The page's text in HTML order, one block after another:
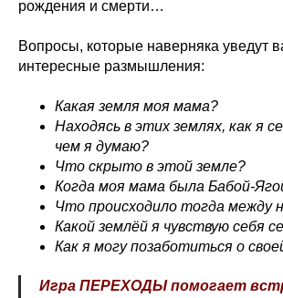
рождения и смерти…
Вопросы, которые наверняка уведут
интересные размышления:
Какая земля моя мама?
Находясь в этих землях, как я
чем я думаю?
Что скрыто в этой земле?
Когда моя мама была Бабой-
Что происходило тогда между
Какой землёй я чувствую себя
Как я могу позаботиться о
Игра ПЕРЕХОДЫ помогает
Еще статьи по теме
Переходов↓